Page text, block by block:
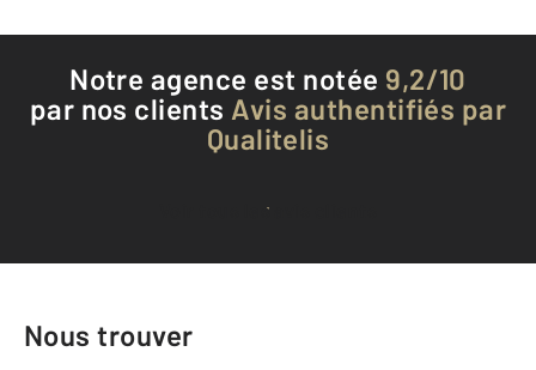
Notre agence est notée 9,2/10
par nos clients Avis authentifiés par
Qualitelis
Voir tous les avis clients
Nous trouver